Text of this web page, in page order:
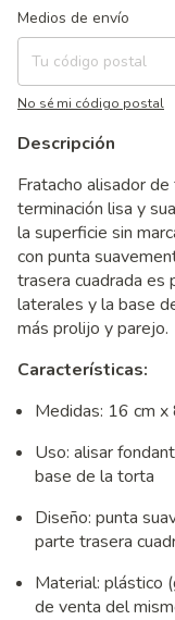
Entregas para el CP:
Medios de envío
No sé mi código postal
Descripción
Fratacho alisador
terminación lisa y
la superficie sin
con punta
trasera cuadrada es
laterales y la base
más prolijo y parejo.
Características:
Medidas: 16 cm x
Uso: alisar
base de la torta
Diseño: punta
parte trasera
Material: plástico
de venta del